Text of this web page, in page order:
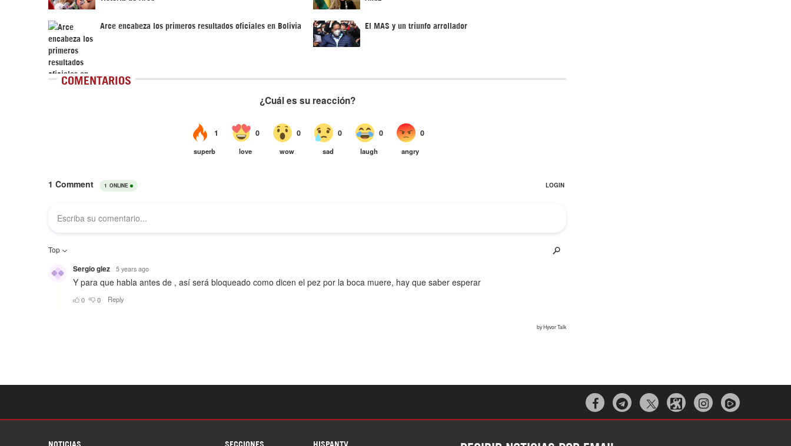
Arce encabeza los primeros resultados oficiales en Bolivia El MAS y un triunfo arrollador
COMENTARIOS
  
NOTICIAS SECCIONES HISPANTV